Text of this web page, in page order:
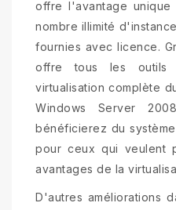
offre l'avantage
nombre illimité
fournies avec licence.
offre tous les outils
virtualisation complète
Windows Server
bénéficierez du
pour ceux qui veulent
avantages de la
D'autres améliorations